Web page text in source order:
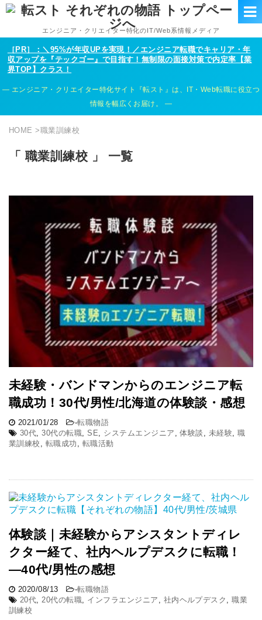
エンジニア・クリエイター特化のIT/Web系情報メディア
［PR］：＼95%が年収UPを実現！／エンジニア転職でキャリア・年
収アップを『テックゴー』で目指す！無制限の面接対策で内定率【業
界TOP】クラス！
エンジニア・クリエイター特化サイト『転スト』は、IT・Web転職に役立つ
情報を幅広くお届け。
HOME >職業訓練校
「 職業訓練校 」 一覧
未経験・バンドマンからのエンジニア転
職成功！30代/男性/北海道の体験談・感想
2021/01/28 -転職物語
30代 ,30代の転職 ,SE システムエンジニア ,体験談 未経験 ,職
業訓練校
転職成功 転職活動
体験談｜未経験からアシスタントディレ
クター経て、社内ヘルプデスクに転職！
―40代/男性の感想
2020/08/13 -転職物語
20代
20代の転職 インフラエンジニア 社内ヘルプデスク ,職業
訓練校